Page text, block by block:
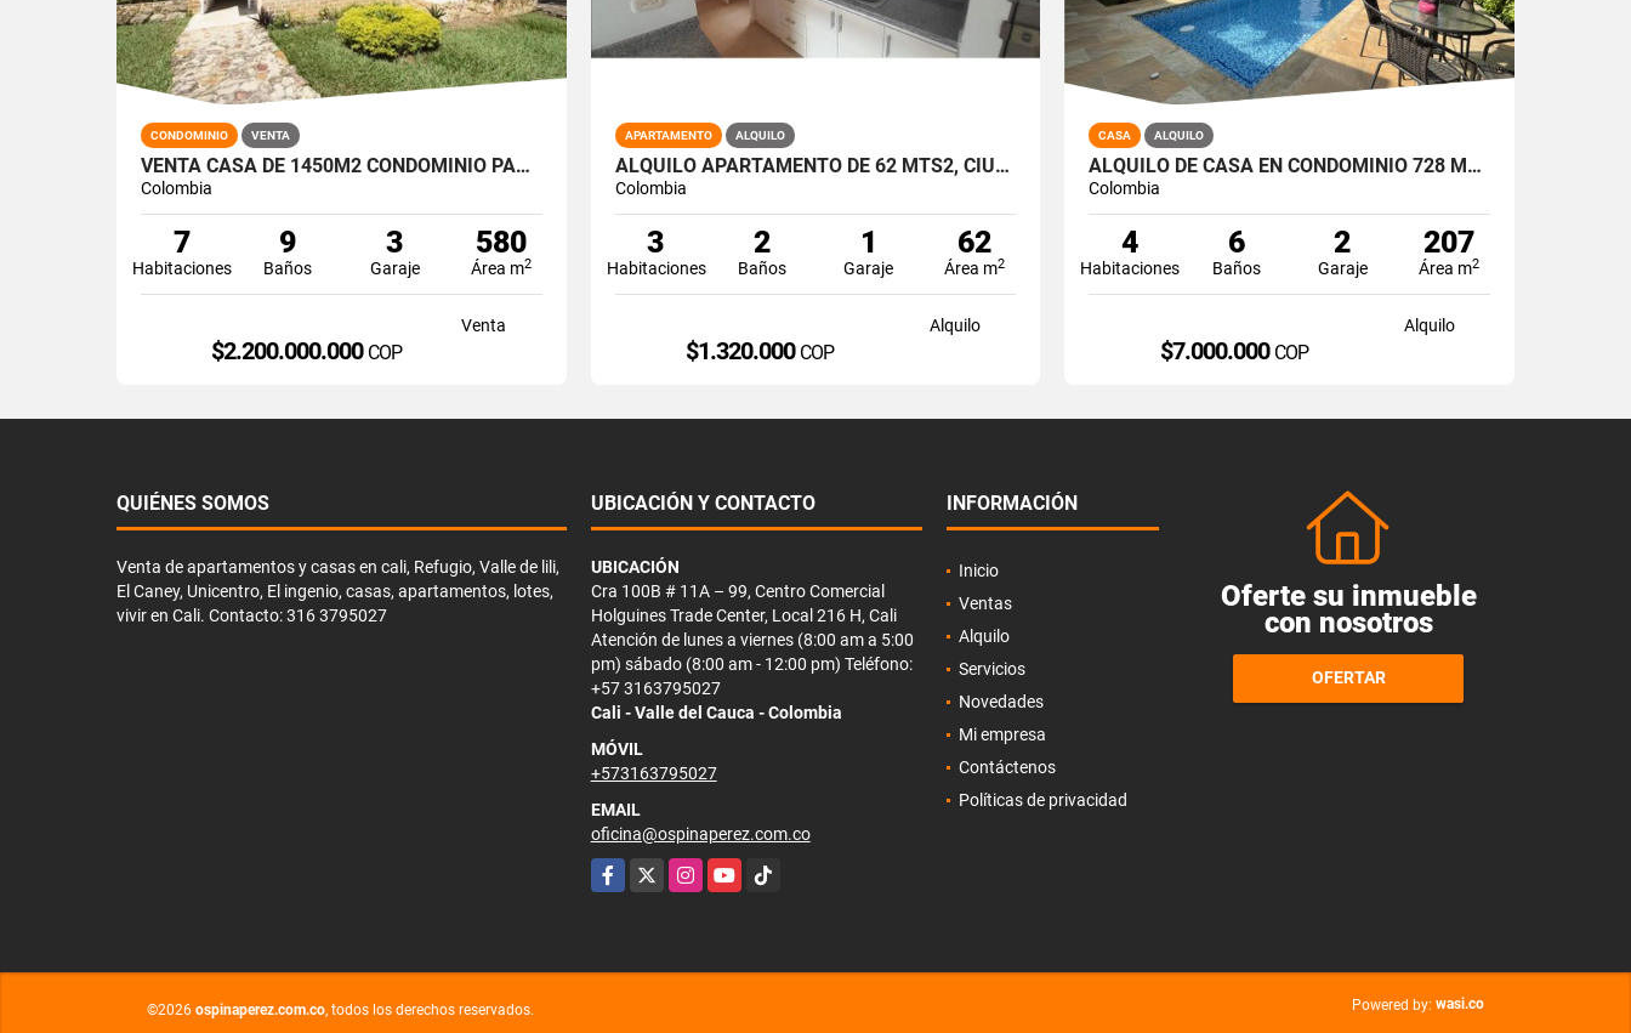
CONDOMINIO VENTA
VENTA CASA DE 1450M2 CONDOMINIO PANCE, SUR DE CALI 9236-1
Colombia
7
Habitaciones
9
Baños
3
Garaje
580
Área m2
Venta
$2.200.000.000 COP
APARTAMENTO ALQUILO
ALQUILO APARTAMENTO DE 62 MTS2, CIUDAD MELENDEZ, SUR DE CALI A-172
Colombia
3
Habitaciones
2
Baños
1
Garaje
62
Área m2
Alquilo
$1.320.000 COP
CASA ALQUILO
ALQUILO DE CASA EN CONDOMINIO 728 MTRS2 ALFAGUARA, JAMUNDÍ, A-143
Colombia
4
Habitaciones
6
Baños
2
Garaje
207
Área m2
Alquilo
$7.000.000 COP
QUIÉNES SOMOS
Venta de apartamentos y casas en cali, Refugio, Valle de lili,
El Caney, Unicentro, El ingenio, casas, apartamentos, lotes,
vivir en Cali. Contacto: 316 3795027
UBICACIÓN Y CONTACTO
UBICACIÓN
Cra 100B # 11A – 99, Centro Comercial
Holguines Trade Center, Local 216 H, Cali
Atención de lunes a viernes (8:00 am a 5:00
pm) sábado (8:00 am - 12:00 pm) Teléfono:
+57 3163795027
Cali - Valle del Cauca - Colombia
MÓVIL
+573163795027
EMAIL
oficina@ospinaperez.com.co
Facebook
X InstagramYouTubeTikTok
INFORMACIÓN
Inicio
Ventas
Alquilo
Servicios
Novedades
Mi empresa
Contáctenos
Políticas de privacidad
Oferte su inmueble
con nosotros
OFERTAR
©2026 ospinaperez.com.co, todos los derechos reservados. Powered by: wasi.co